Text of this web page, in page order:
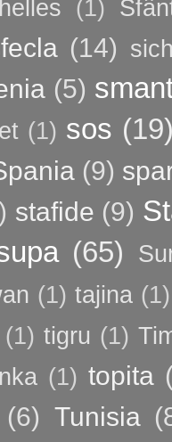
(1)
(14)
(5)
(1) sos
(9)
stafide (9)
(65)
(1) tajina (1)
(1) tigru (1)
(1) topita
(6) Tunisia